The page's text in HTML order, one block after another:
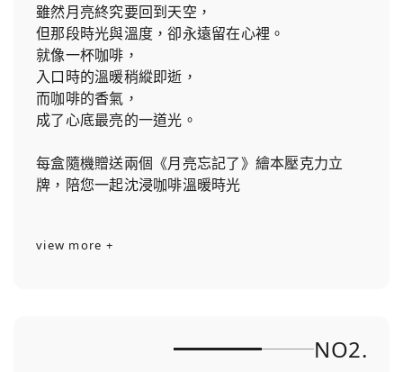
雖然月亮終究要回到天空，
但那段時光與溫度，卻永遠留在心裡。
就像一杯咖啡，
入口時的溫暖稍縱即逝，
而咖啡的香氣，
成了心底最亮的一道光。
每盒隨機贈送兩個《月亮忘記了》繪本壓克力立
牌，陪您一起沈浸咖啡溫暖時光
view more +
NO2.